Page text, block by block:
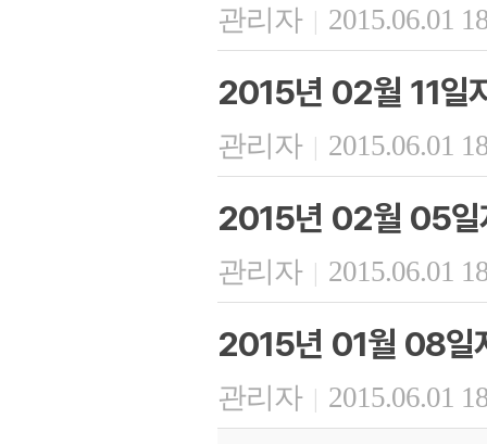
관리자 | 2015.06.01
2015년 02월 11일
관리자 | 2015.06.01
2015년 02월 05일
관리자 | 2015.06.01
2015년 01월 08일
관리자 | 2015.06.01